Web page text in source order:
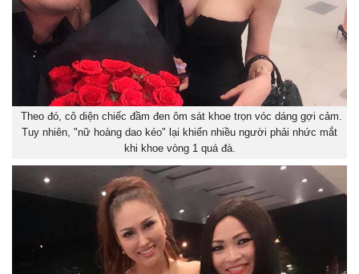
Theo đó, cô diện chiếc đầm đen ôm sát khoe trọn vóc dáng gợi cảm.
Tuy nhiên, "nữ hoàng dao kéo" lại khiến nhiều người phải nhức mắt
khi khoe vòng 1 quá đà.